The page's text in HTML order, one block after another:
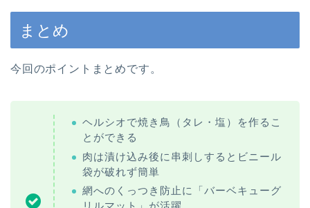
まとめ
今回のポイントまとめです。
ヘルシオで焼き鳥（タレ・塩）を作るこ
とができる
肉は漬け込み後に串刺しするとビニール
袋が破れず簡単
網へのくっつき防止に「バーベキューグ
リルマット」が活躍